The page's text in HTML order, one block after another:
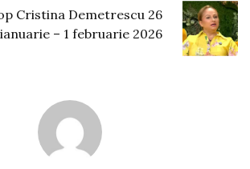
Cristina Demetrescu 26
ianuarie – 1 februarie 2026